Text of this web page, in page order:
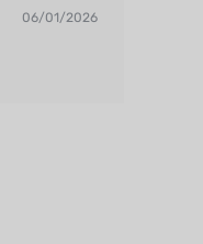
06/01/2026